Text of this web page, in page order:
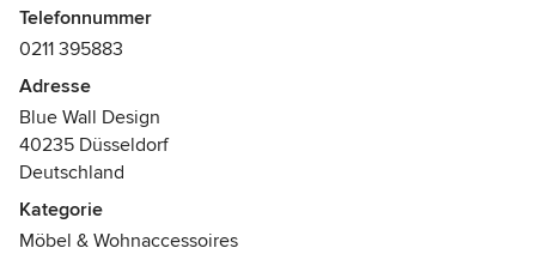
Atelier: In dem Designatelier in der alten Schnapsbrennerei
entstehen besondere Möbel-Stücke auf Maß. Blue Wall hat
hochwertigen, individuellen Stühlen spezialisiert. Zum
Angebot gehören Original Lloyd Loom-Stühle, moderne
und klassische Esszimmerstühle, Design-Esstische und
Design-Betten. Alle exklusiven Möbel kann man im Blue
Wall-Onlineshop individuell gestalten und direkt bestellen.
Entdecken Sie besondere Möbel für Einrichtungsgenießer.
Telefonnummer
0211 395883
Adresse
Blue Wall Design
40235 Düsseldorf
Deutschland
Kategorie
Möbel & Wohnaccessoires